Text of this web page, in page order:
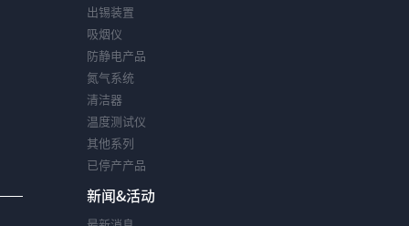
出锡装置
吸烟仪
防静电产品
氮气系统
清洁器
温度测试仪
其他系列
已停产产品
新闻&活动